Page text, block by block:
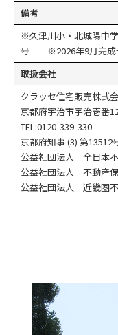
備考
※久津川小・北城陽中
号 ※2026年9月完成
取扱会社
クラッセ住宅販売株式
京都府宇治市宇治壱番
TEL:0120-339-330
京都府知事 (3) 第13512
公益社団法人 全日本
公益社団法人 不動産
公益社団法人 近畿圏